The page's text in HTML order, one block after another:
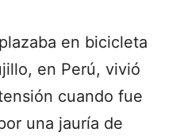
en bicicleta
en Perú, vivió
cuando fue
una jauría de